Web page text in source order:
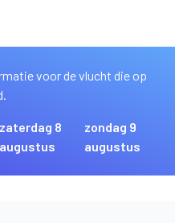
voor de vlucht die op
zaterdag 8
augustus
zondag 9
augustus